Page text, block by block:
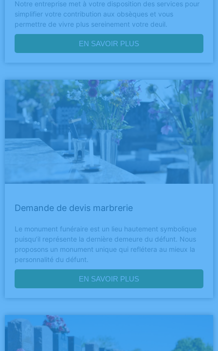
Notre entreprise met à votre disposition des services pour
simplifier votre contribution aux obsèques et vous
permettre de vivre plus sereinement votre deuil.
EN SAVOIR PLUS
Demande de devis marbrerie
Le monument funéraire est un lieu hautement symbolique
puisqu’il représente la dernière demeure du défunt. Nous
proposons un monument unique qui reflétera au mieux la
personnalité du défunt.
EN SAVOIR PLUS